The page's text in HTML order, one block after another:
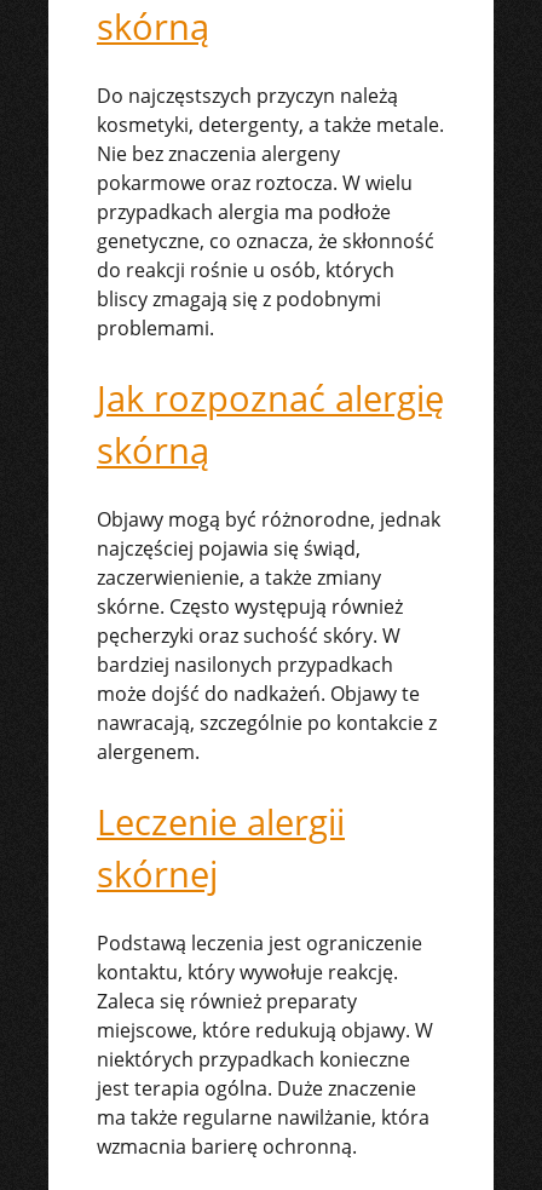
skórną
Do najczęstszych przyczyn należą
kosmetyki, detergenty, a także metale.
Nie bez znaczenia alergeny
pokarmowe oraz roztocza. W wielu
przypadkach alergia ma podłoże
genetyczne, co oznacza, że skłonność
do reakcji rośnie u osób, których
bliscy zmagają się z podobnymi
problemami.
Jak rozpoznać alergię
skórną
Objawy mogą być różnorodne, jednak
najczęściej pojawia się świąd,
zaczerwienienie, a także zmiany
skórne. Często występują również
pęcherzyki oraz suchość skóry. W
bardziej nasilonych przypadkach
może dojść do nadkażeń. Objawy te
nawracają, szczególnie po kontakcie z
alergenem.
Leczenie alergii
skórnej
Podstawą leczenia jest ograniczenie
kontaktu, który wywołuje reakcję.
Zaleca się również preparaty
miejscowe, które redukują objawy. W
niektórych przypadkach konieczne
jest terapia ogólna. Duże znaczenie
ma także regularne nawilżanie, która
wzmacnia barierę ochronną.